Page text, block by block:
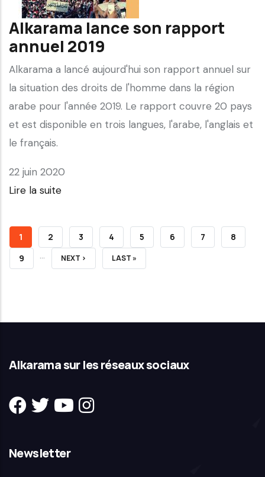
Alkarama lance son rapport
annuel 2019
Alkarama a lancé aujourd'hui son rapport annuel sur
la situation des droits de l'homme dans la région
arabe pour l'année 2019. Le rapport couvre 20 pays
et est disponible en trois langues, l'arabe, l'anglais et
le français.
22 juin 2020
Lire la suite
PAGE
COURANTE
1 PAGE
2 PAGE
3 PAGE
4 PAGE
5 PAGE
6 PAGE
7 PAGE
8
PAGE
9 …
PAGE
NEXT ›
DERNIÈRE
LAST »
Alkarama sur les réseaux sociaux
Newsletter